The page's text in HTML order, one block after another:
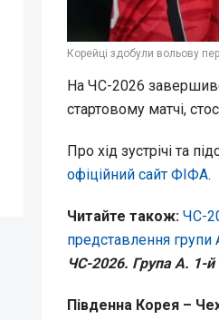
Корейці здобули вольову
На ЧС-2026
стартовому матчі,
Про хід зустрічі та
офіційний сайт ФІФА.
Читайте також: ЧС-
представлення групи
ЧС-2026. Група А. 1-й
Південна Корея –